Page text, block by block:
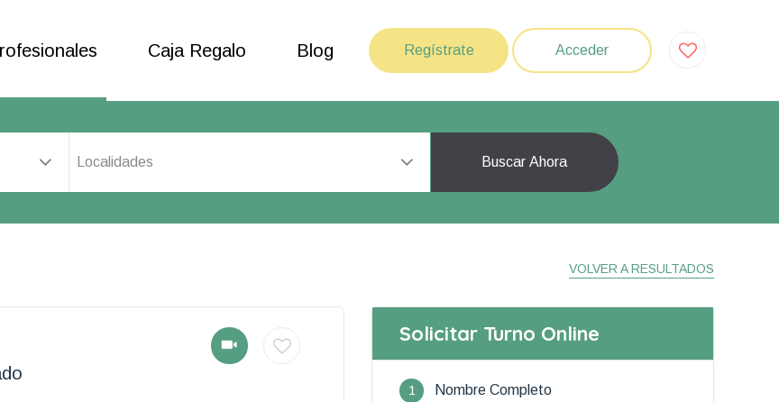
Caja Regalo Blog Regístrate Acceder
Localidades Buscar Ahora
VOLVER A RESULTADOS
Solicitar Turno Online
1 Nombre Completo